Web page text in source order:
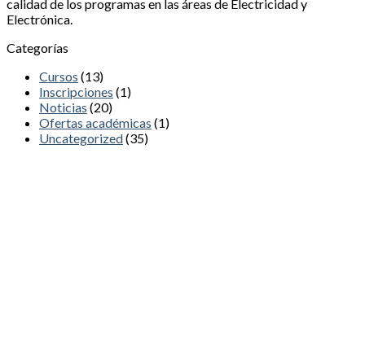
calidad de los programas en las áreas de Electricidad y
Electrónica.
Categorías
Cursos (13)
Inscripciones (1)
Noticias (20)
Ofertas académicas (1)
Uncategorized(35)